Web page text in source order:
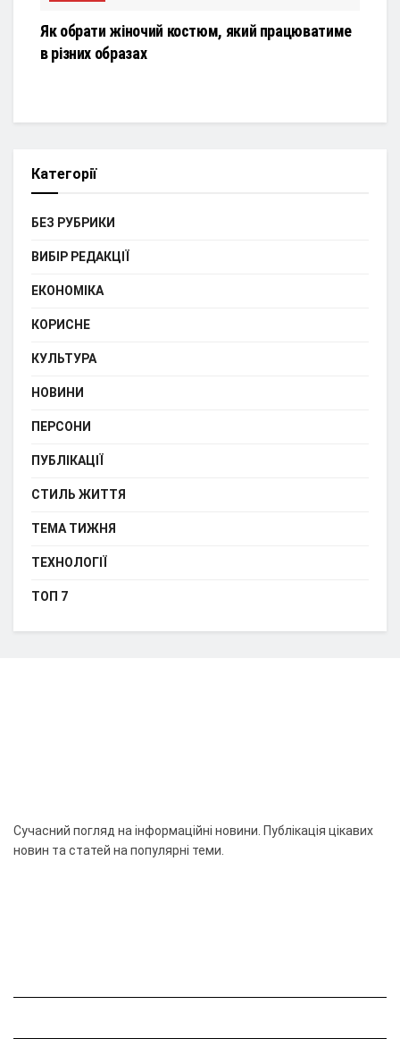
Як обрати жіночий костюм, який працюватиме
в різних образах
Категорії
БЕЗ РУБРИКИ
ВИБІР РЕДАКЦІЇ
ЕКОНОМІКА
КОРИСНЕ
КУЛЬТУРА
НОВИНИ
ПЕРСОНИ
ПУБЛІКАЦІЇ
СТИЛЬ ЖИТТЯ
ТЕМА ТИЖНЯ
ТЕХНОЛОГІЇ
ТОП 7
Сучасний погляд на інформаційні новини. Публікація цікавих
новин та статей на популярні теми.